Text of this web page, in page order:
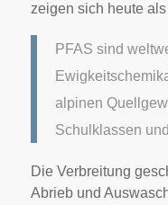
zeigen sich heute
PFAS sind
alpinen
Schulklassen
Die Verbreitung
Abrieb und